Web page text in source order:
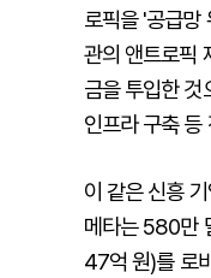
로픽을 '공급망
관의 앤트로픽
금을 투입한 것
인프라 구축 등
이 같은 신흥
메타는 580만
47억 원)를 로